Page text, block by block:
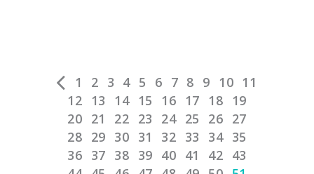
1 2 3 4 5 6 7 8 9 10 11
12
13 14 15 16 17 18
19
20 21 22 23 24 25 26 27
28 29 30 31 32 33 34 35
36 37 38 39 40 41 42 43